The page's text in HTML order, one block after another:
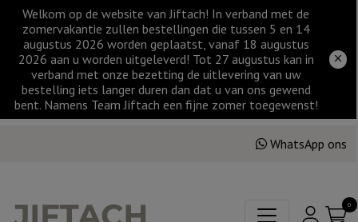
Welkom op de website van Jiftach! In verband met de
zomervakantie zullen bestellingen die tussen 5 en 14
augustus 2026 worden geplaatst, vanaf 18 augustus
2026 aan u worden uitgeleverd! Tot 27 augustus kan in
verband met onze bezetting de uitlevering van uw
bestelling iets langer duren dan dat u van ons gewend
bent. Namens Team Jiftach een fijne zomer toegewenst!
WhatsApp ons
0